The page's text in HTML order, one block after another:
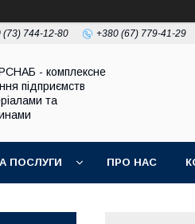
(73) 744-12-80 +380 (67) 779-41-29
- комплексне
підприємств
та
ПОСЛУГИ ПРО НАС